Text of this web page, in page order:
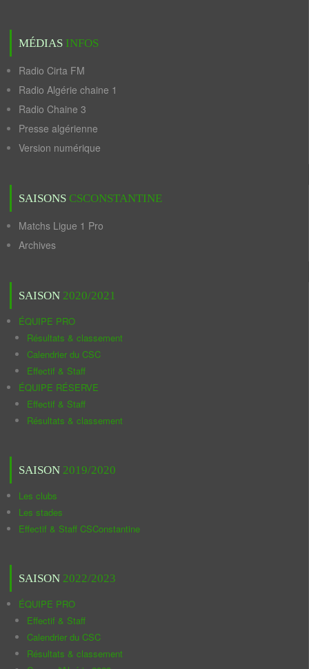
MÉDIAS INFOS
Radio Cirta FM
Radio Algérie chaine 1
Radio Chaine 3
Presse algérienne
Version numérique
SAISONS CSCONSTANTINE
Matchs Ligue 1 Pro
Archives
SAISON 2020/2021
ÉQUIPE PRO
Résultats & classement
Calendrier du CSC
Effectif & Staff
ÉQUIPE RÉSERVE
Effectif & Staff
Résultats & classement
SAISON 2019/2020
Les clubs
Les stades
Effectif & Staff CSConstantine
SAISON 2022/2023
ÉQUIPE PRO
Effectif & Staff
Calendrier du CSC
Résultats & classement